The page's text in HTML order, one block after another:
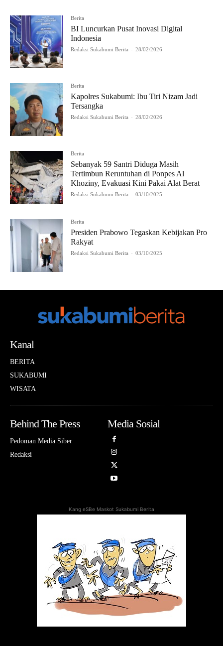
Berita
BI Luncurkan Pusat Inovasi Digital
Indonesia
Redaksi Sukabumi Berita - 28/02/2026
Berita
Kapolres Sukabumi: Ibu Tiri Nizam Jadi
Tersangka
Redaksi Sukabumi Berita - 28/02/2026
Berita
Sebanyak 59 Santri Diduga Masih
Tertimbun Reruntuhan di Ponpes Al
Khoziny, Evakuasi Kini Pakai Alat Berat
Redaksi Sukabumi Berita - 03/10/2025
Berita
Presiden Prabowo Tegaskan Kebijakan Pro
Rakyat
Redaksi Sukabumi Berita - 03/10/2025
Kanal
BERITA
SUKABUMI
WISATA
Behind The Press
Pedoman Media Siber
Redaksi
Media Sosial
Kang eSBe Maskot Sukabumi Berita